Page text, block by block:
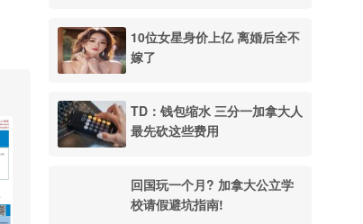
10位女星身价上亿 离婚后全不
嫁了
TD：钱包缩水 三分一加拿大人
最先砍这些费用
回国玩一个月? 加拿大公立学
校请假避坑指南!